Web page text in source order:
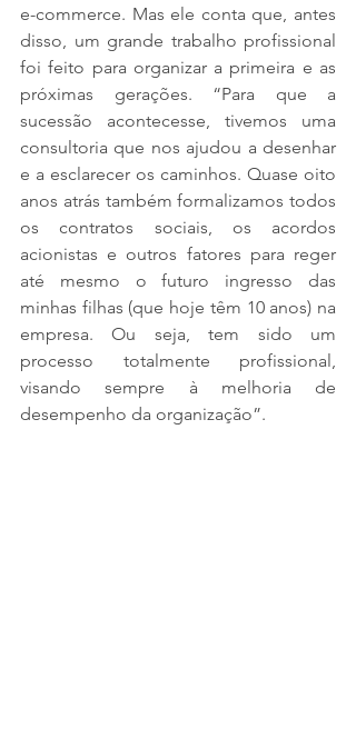
e-commerce. Mas ele conta que, antes
disso, um grande trabalho profissional
foi feito para organizar a primeira e as
próximas gerações. “Para que a
sucessão acontecesse, tivemos uma
consultoria que nos ajudou a desenhar
e a esclarecer os caminhos. Quase oito
anos atrás também formalizamos todos
os contratos sociais, os acordos
acionistas e outros fatores para reger
até mesmo o futuro ingresso das
minhas filhas (que hoje têm 10 anos) na
empresa. Ou seja, tem sido um
processo totalmente profissional,
visando sempre à melhoria de
desempenho da organização”.